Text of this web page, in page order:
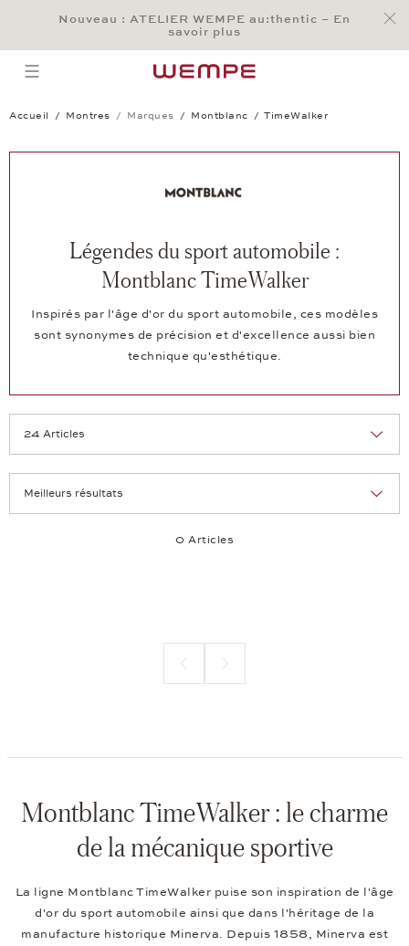
Main Content
Main Menu
Search
Footer
Nouveau : ATELIER WEMPE au:thentic – En
savoir plus
open menu
Accueil Montres Marques Montblanc TimeWalker
Légendes du sport automobile :
Montblanc TimeWalker
Inspirés par l'âge d'or du sport automobile, ces modèles
sont synonymes de précision et d'excellence aussi bien
technique qu'esthétique.
0 Articles
Montblanc TimeWalker : le charme
de la mécanique sportive
La ligne Montblanc TimeWalker puise son inspiration de l'âge
d'or du sport automobile ainsi que dans l'héritage de la
manufacture historique Minerva. Depuis 1858, Minerva est